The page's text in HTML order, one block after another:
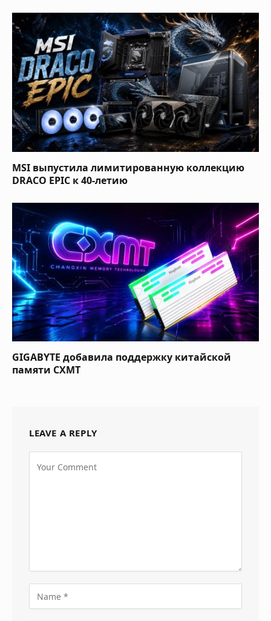
MSI выпустила лимитированную коллекцию
DRACO EPIC к 40-летию
GIGABYTE добавила поддержку китайской
памяти CXMT
LEAVE A REPLY